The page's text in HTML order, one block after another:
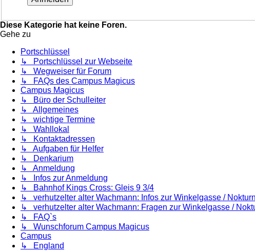
Diese Kategorie hat keine Foren.
Gehe zu
Portschlüssel
↳ Portschlüssel zur Webseite
↳ Wegweiser für Forum
↳ FAQs des Campus Magicus
Campus Magicus
↳ Büro der Schulleiter
↳ Allgemeines
↳ wichtige Termine
↳ Wahllokal
↳ Kontaktadressen
↳ Aufgaben für Helfer
↳ Denkarium
↳ Anmeldung
↳ Infos zur Anmeldung
↳ Bahnhof Kings Cross: Gleis 9 3/4
↳ verhutzelter alter Wachmann: Infos zur Winkelgasse /
↳ verhutzelter alter Wachmann: Fragen zur Winkelgasse /
↳ FAQ`s
↳ Wunschforum Campus Magicus
Campus
↳ England